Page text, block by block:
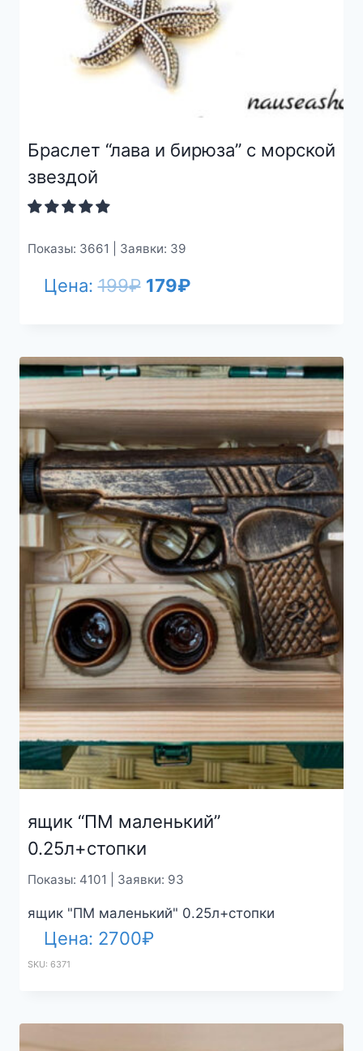
Браслет “лава и бирюза” с морской
звездой
Показы: 3661 | Заявки: 39
Цена:199₽ Первоначальная
199₽.
179₽Текущая
ящик “ПМ маленький”
0.25л+стопки
Показы: 4101 | Заявки: 93
ящик "ПМ маленький" 0.25л+стопки
Цена: 2700₽
SKU: 6371